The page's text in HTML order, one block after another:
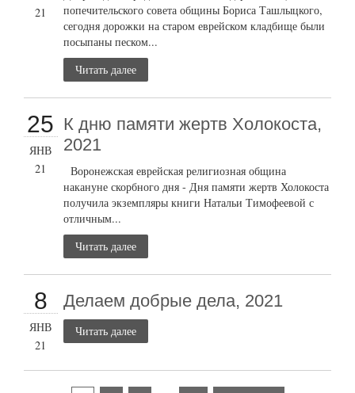
21
попечительского совета общины Бориса Ташлыцкого,
сегодня дорожки на старом еврейском кладбище были
посыпаны песком...
Читать далее
25
ЯНВ
21
К дню памяти жертв Холокоста,
2021
Воронежская еврейская религиозная община
накануне скорбного дня - Дня памяти жертв Холокоста
получила экземпляры книги Натальи Тимофеевой с
отличным...
Читать далее
8
ЯНВ
21
Делаем добрые дела, 2021
Читать далее